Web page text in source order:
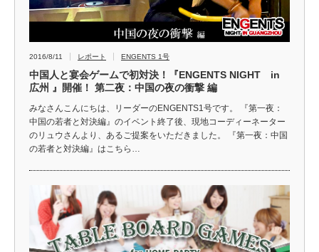
2016/8/11 レポート ENGENTS 1号
中国人と宴会ゲームで初対決！『ENGENTS NIGHT in
広州 』開催！ 第二夜：中国の夜の衝撃 編
みなさんこんにちは、リーダーのENGENTS1号です。 『第一夜：
中国の若者と対決編』のイベント終了後、現地コーディーネーター
のリュウさんより、あるご提案をいただきました。 『第一夜：中国
の若者と対決編』はこちら…